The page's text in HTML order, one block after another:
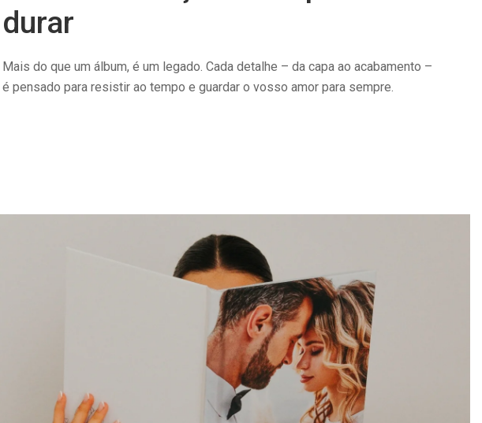
durar
Mais do que um álbum, é um legado. Cada detalhe – da capa ao acabamento –
é pensado para resistir ao tempo e guardar o vosso amor para sempre.